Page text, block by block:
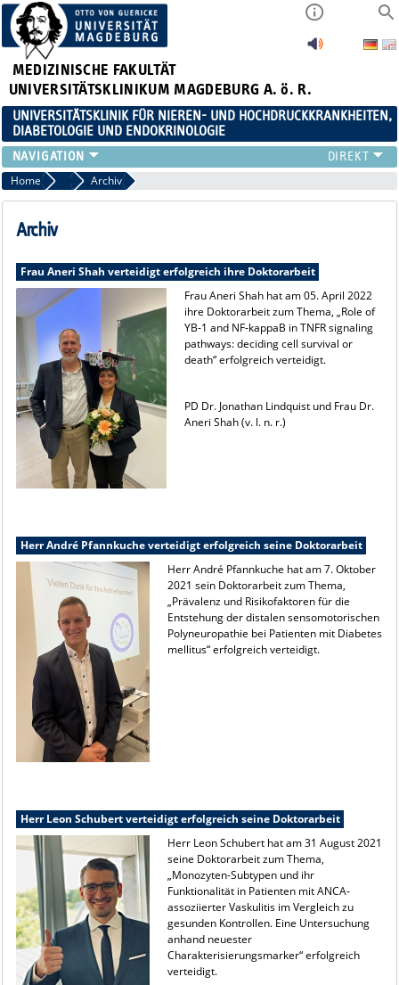
MEDIZINISCHE FAKULTÄT
UNIVERSITÄTSKLINIKUM MAGDEBURG A. ö. R.
UNIVERSITÄTSKLINIK FÜR NIEREN- UND HOCHDRUCKKRANKHEITEN,
DIABETOLOGIE UND ENDOKRINOLOGIE
KLINIK
FORSCHUNG
LEHRE
KARRIERE
LINKS
KONTAKT
AKTUELLES
Home AktuellesArchiv
Archiv
Frau Aneri Shah verteidigt erfolgreich ihre Doktorarbeit
Frau Aneri Shah hat am 05. April 2022
ihre Doktorarbeit zum Thema, „Role of
YB-1 and NF-kappaB in TNFR signaling
pathways: deciding cell survival or
death“ erfolgreich verteidigt.
PD Dr. Jonathan Lindquist und Frau Dr.
Aneri Shah (v. l. n. r.)
Herr André Pfannkuche verteidigt erfolgreich seine Doktorarbeit
Herr André Pfannkuche hat am 7. Oktober
2021 sein Doktorarbeit zum Thema,
„Prävalenz und Risikofaktoren für die
Entstehung der distalen sensomotorischen
Polyneuropathie bei Patienten mit Diabetes
mellitus“ erfolgreich verteidigt.
Herr Leon Schubert verteidigt erfolgreich seine Doktorarbeit
Herr Leon Schubert hat am 31 August 2021
seine Doktorarbeit zum Thema,
„Monozyten-Subtypen und ihr
Funktionalität in Patienten mit ANCA-
assoziierter Vaskulitis im Vergleich zu
gesunden Kontrollen. Eine Untersuchung
anhand neuester
Charakterisierungsmarker“ erfolgreich
verteidigt.